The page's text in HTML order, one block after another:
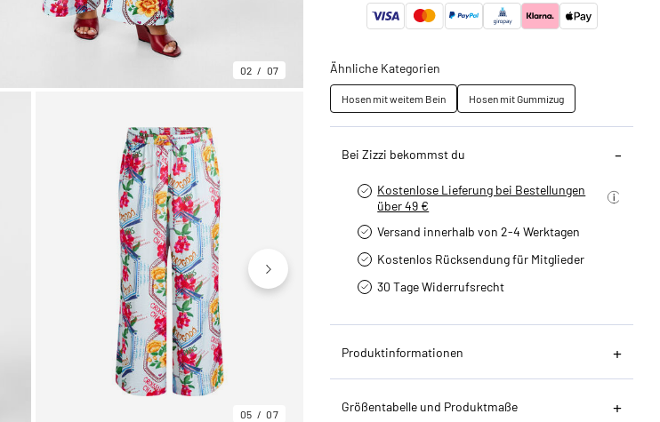
02 07
05 07 06
Ähnliche Kategorien
Hosen mit weitem Bein Hosen mit Gummizug
Bei Zizzi bekommst du
Kostenlose Lieferung bei Bestellungen
über 49 €
Versand innerhalb von 2-4 Werktagen
Kostenlos Rücksendung für Mitglieder
30 Tage Widerrufsrecht
Produktinformationen
Größentabelle und Produktmaße